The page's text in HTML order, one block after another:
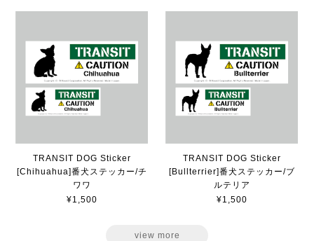
TRANSIT DOG Sticker
[Chihuahua]番犬ステッカー/チ
ワワ
¥1,500
TRANSIT DOG Sticker
[Bullterrier]番犬ステッカー/ブ
ルテリア
¥1,500
view more